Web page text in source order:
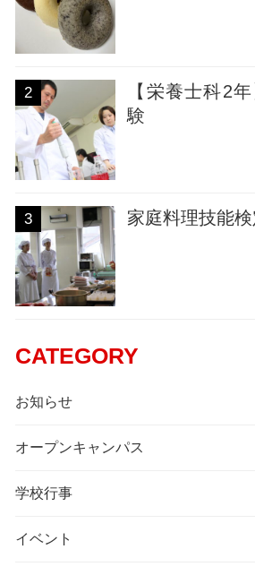
2
【栄養士科2
験
3 家庭料理技能
CATEGORY
お知らせ
オープンキャンパス
学校行事
イベント